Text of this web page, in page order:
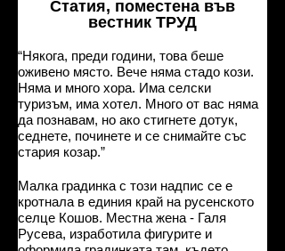
Статия, поместена във
вестник ТРУД
“Някога, преди години, това беше
оживено място. Вече няма стадо кози.
Няма и много хора. Има селски
туризъм, има хотел. Много от вас няма
да познавам, но ако стигнете дотук,
седнете, починете и се снимайте със
стария козар.”
Малка градинка с този надпис се е
кротнала в единия край на русенското
селце Кошов. Местна жена - Галя
Русева, изработила фигурите и